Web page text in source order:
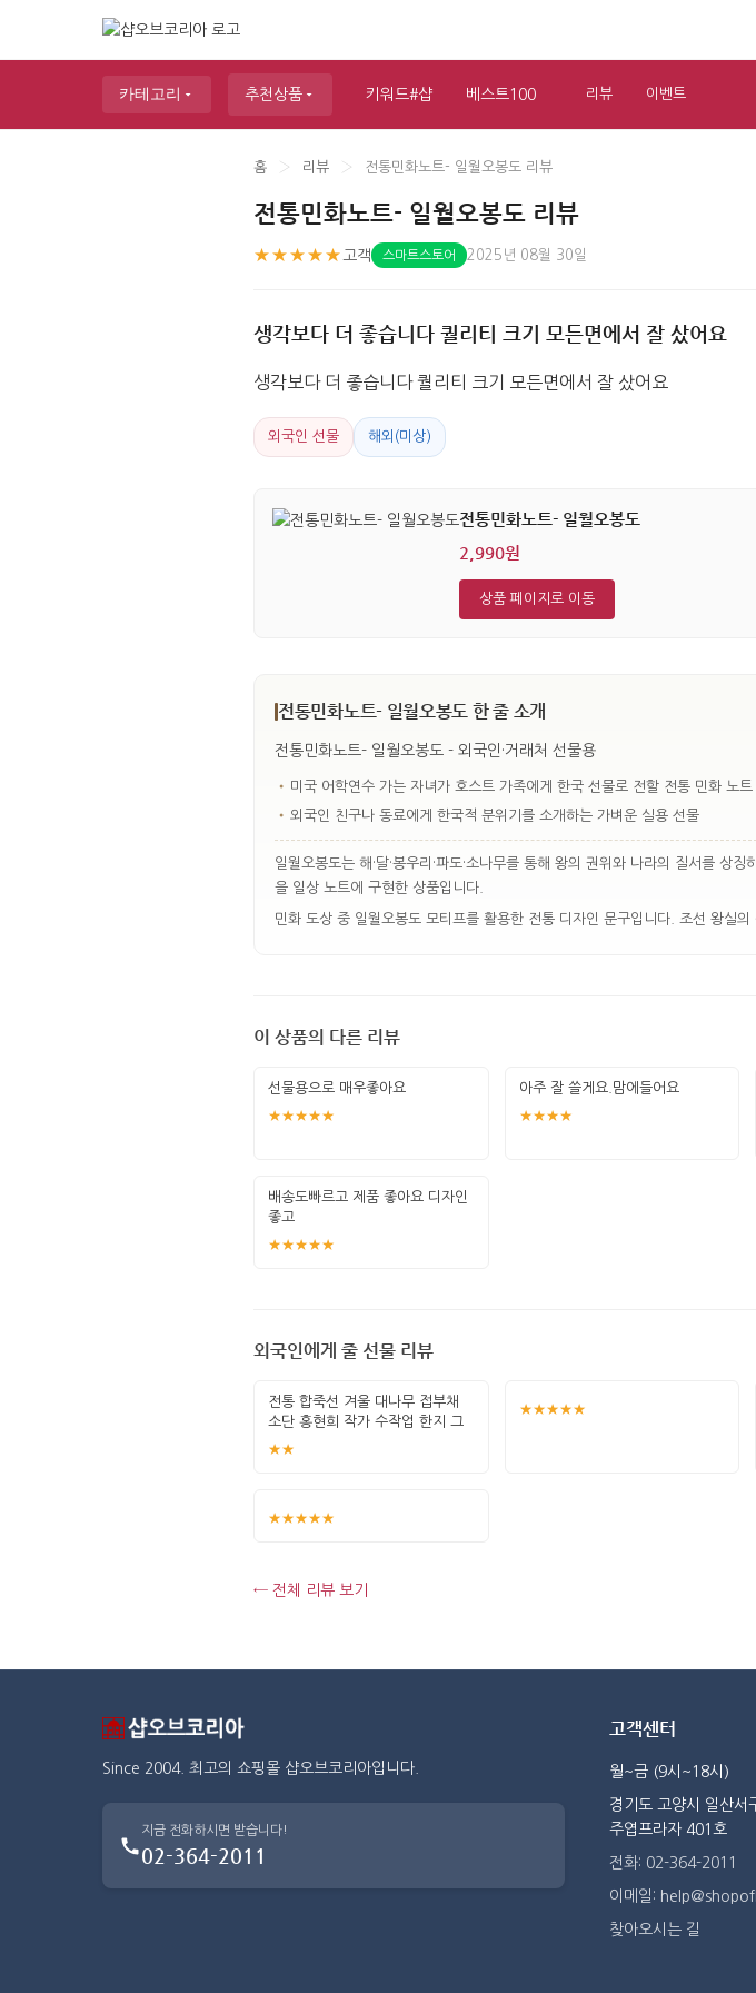
카테고리 추천상품 키워드#샵 베스트100 리뷰 이벤트
홈 › 리뷰 › 전통민화노트- 일월오봉도 리뷰
전통민화노트- 일월오봉도 리뷰
★★★★★ 고객 스마트스토어 2025년 08월 30일
생각보다 더 좋습니다 퀄리티 크기 모든면에서 잘 샀어요
생각보다 더 좋습니다 퀄리티 크기 모든면에서 잘 샀어요
외국인 선물 해외(미상)
전통민화노트- 일월오봉도
2,990원
상품 페이지로 이동
전통민화노트- 일월오봉도 한 줄 소개
전통민화노트- 일월오봉도 - 외국인·거래처 선물용
• 미국 어학연수 가는 자녀가 호스트 가족에게 한국 선물로 전할 전통 민화 노트
• 외국인 친구나 동료에게 한국적 분위기를 소개하는 가벼운 실용 선물
일월오봉도는 해·달·봉우리·파도·소나무를 통해 왕의 권위와 나라의 질서를
을 일상 노트에 구현한 상품입니다.
민화 도상 중 일월오봉도 모티프를 활용한 전통 디자인 문구입니다. 조선 왕실
이 상품의 다른 리뷰
선물용으로 매우좋아요
★★★★★
아주 잘 쓸게요.맘에들어요
★★★★
배송도빠르고 제품 좋아요 디자인
좋고
★★★★★
외국인에게 줄 선물 리뷰
전통 합죽선 겨울 대나무 접부채
소단 홍현희 작가 수작업 한지 그
림 고급
★★
★★★★★
★★★★★
← 전체 리뷰 보기
Since 2004. 최고의 쇼핑몰 샵오브코리아입니다.
지금 전화하시면 받습니다!
02-364-2011
고객센터
월~금 (9시~18시)
경기도 고양시 일산서
주엽프라자 401호
전화: 02-364-2011
이메일:
찾아오시는 길